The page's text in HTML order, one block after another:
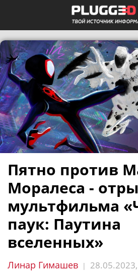
Пятно против
Моралеса -
мультфильма
паук: Паутина
вселенных»
Линар Гимашев |